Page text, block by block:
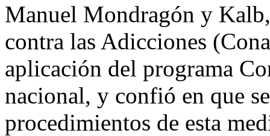
Manuel Mondragón y
contra las Adicciones
aplicación del programa
nacional, y confió en que
procedimientos de esta